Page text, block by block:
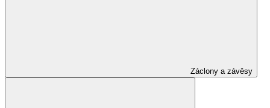
Záclony a závěsy